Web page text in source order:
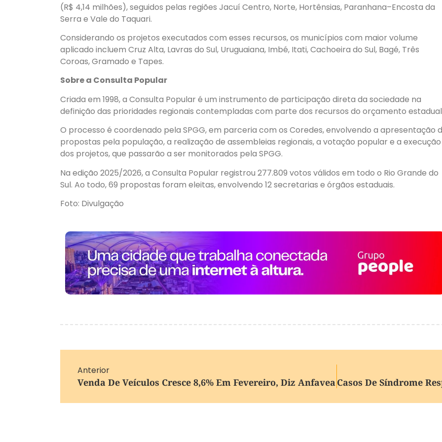
(R$ 4,14 milhões), seguidos pelas regiões Jacuí Centro, Norte, Hortênsias, Paranhana–Encosta da
Serra e Vale do Taquari.
Considerando os projetos executados com esses recursos, os municípios com maior volume
aplicado incluem Cruz Alta, Lavras do Sul, Uruguaiana, Imbé, Itati, Cachoeira do Sul, Bagé, Três
Coroas, Gramado e Tapes.
Sobre a Consulta Popular
Criada em 1998, a Consulta Popular é um instrumento de participação direta da sociedade na
definição das prioridades regionais contempladas com parte dos recursos do orçamento
O processo é coordenado pela SPGG, em parceria com os Coredes, envolvendo a apresentação
propostas pela população, a realização de assembleias regionais, a votação popular e a execução
dos projetos, que passarão a ser monitorados pela SPGG.
Na edição 2025/2026, a Consulta Popular registrou 277.809 votos válidos em todo o Rio Grande do
Sul. Ao todo, 69 propostas foram eleitas, envolvendo 12 secretarias e órgãos estaduais.
Foto: Divulgação
Anterior
Venda De Veículos Cresce 8,6% Em Fevereiro, Diz Anfavea